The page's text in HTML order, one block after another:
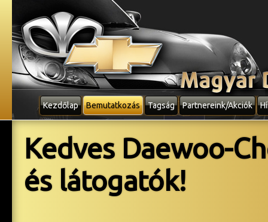
Kezdőlap Bemutatkozás Tagság Partnereink/Akciók
Kedves Daewoo-
és látogatók!